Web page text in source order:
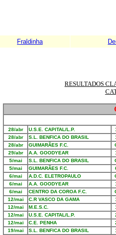
Fraldinha
RESULTADOS
28/abr U.S.E. CAPITAL/L.P.
28/abr
S.L. BENFICA DO BRASIL
28/abr
GUIMARÃES F.C.
29/abr
A.A. GOODYEAR
5/mai
S.L. BENFICA DO BRASIL
5/mai
GUIMARÃES F.C.
6/mai
A.D.C. ELETROPAULO
6/mai
A.A. GOODYEAR
6/mai
CENTRO DA COROA F.C.
12/mai
C.R VASCO DA GAMA
12/mai
M.E.S.C.
12/mai
U.S.E. CAPITAL/L.P.
12/mai
C.E. PENHA
19/mai
S.L. BENFICA DO BRASIL